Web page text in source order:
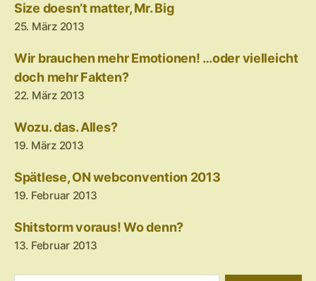
Size doesn’t matter, Mr. Big
25. März 2013
Wir brauchen mehr Emotionen! …oder vielleicht
doch mehr Fakten?
22. März 2013
Wozu. das. Alles?
19. März 2013
Spätlese, ON webconvention 2013
19. Februar 2013
Shitstorm voraus! Wo denn?
13. Februar 2013